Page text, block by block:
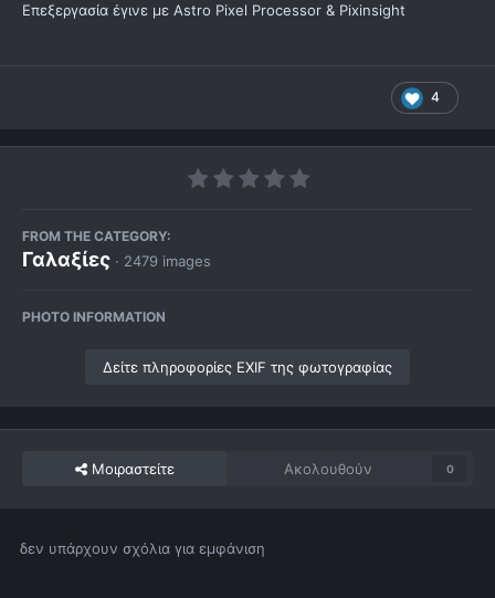
Επεξεργασία έγινε με Astro Pixel Processor & Pixinsight
4
FROM THE CATEGORY:
Γαλαξίες · 2479 images
PHOTO INFORMATION
Δείτε πληροφορίες EXIF της φωτογραφίας
Μοιραστείτε Ακολουθούν 0
δεν υπάρχουν σχόλια για εμφάνιση